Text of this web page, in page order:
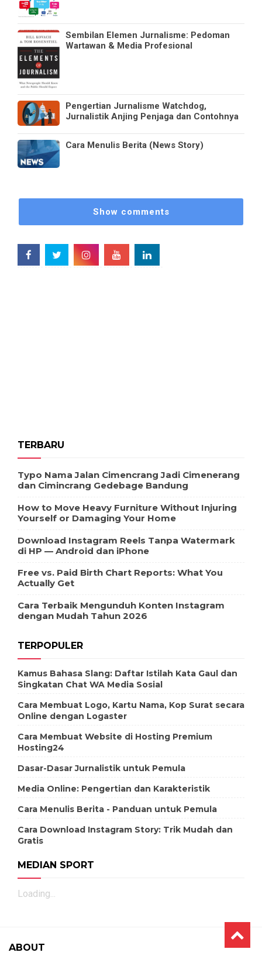
Sembilan Elemen Jurnalisme: Pedoman
Wartawan & Media Profesional
Pengertian Jurnalisme Watchdog,
Jurnalistik Anjing Penjaga dan Contohnya
Cara Menulis Berita (News Story)
Show comments
TERBARU
Typo Nama Jalan Cimencrang Jadi Cimenerang
dan Cimincrang Gedebage Bandung
How to Move Heavy Furniture Without Injuring
Yourself or Damaging Your Home
Download Instagram Reels Tanpa Watermark
di HP — Android dan iPhone
Free vs. Paid Birth Chart Reports: What You
Actually Get
Cara Terbaik Mengunduh Konten Instagram
dengan Mudah Tahun 2026
TERPOPULER
Kamus Bahasa Slang: Daftar Istilah Kata Gaul dan
Singkatan Chat WA Media Sosial
Cara Membuat Logo, Kartu Nama, Kop Surat secara
Online dengan Logaster
Cara Membuat Website di Hosting Premium
Hosting24
Dasar-Dasar Jurnalistik untuk Pemula
Media Online: Pengertian dan Karakteristik
Cara Menulis Berita - Panduan untuk Pemula
Cara Download Instagram Story: Trik Mudah dan
Gratis
MEDIAN SPORT
Loading...
ABOUT